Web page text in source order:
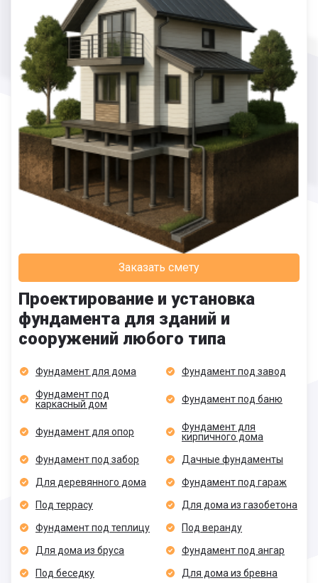
Заказать смету
Проектирование и установка
фундамента для зданий и
сооружений любого типа
Фундамент для дома
Фундамент под завод
Фундамент под
каркасный дом
Фундамент под баню
Фундамент для опор
Фундамент для
кирпичного дома
Фундамент под забор
Дачные фундаменты
Для деревянного дома
Фундамент под гараж
Под террасу
Для дома из газобетона
Фундамент под теплицу
Под веранду
Для дома из бруса
Фундамент под ангар
Под беседку
Для дома из бревна